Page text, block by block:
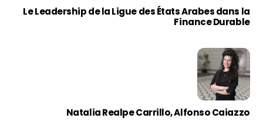
Le Leadership de la Ligue des États Arabes dans la
Finance Durable
Natalia Realpe Carrillo, Alfonso Caiazzo